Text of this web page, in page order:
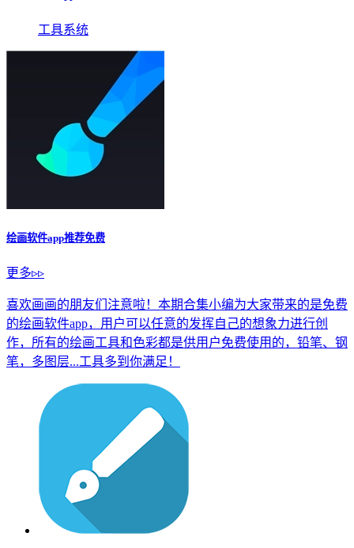
工具系统
绘画软件app推荐免费
更多▹▹
喜欢画画的朋友们注意啦！本期合集小编为大家带来的是免费
的绘画软件app，用户可以任意的发挥自己的想象力进行创
作，所有的绘画工具和色彩都是供用户免费使用的，铅笔、钢
笔，多图层...工具多到你满足！